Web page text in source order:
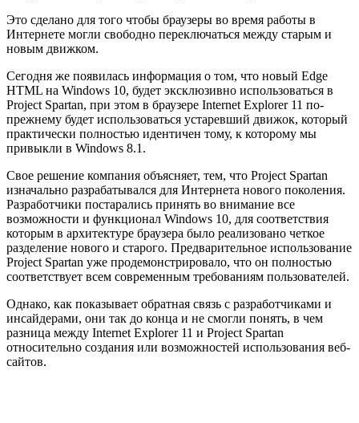
Это сделано для того чтобы браузеры во время работы в
Интернете могли свободно переключаться между старым и
новым движком.
Сегодня же появилась информация о том, что новый Edge
HTML на Windows 10, будет эксклюзивно использоваться в
Project Spartan, при этом в браузере Internet Explorer 11 по-
прежнему будет использоваться устаревший движок, который
практически полностью идентичен тому, к которому мы
привыкли в Windows 8.1.
Свое решение компания объясняет, тем, что Project Spartan
изначально разрабатывался для Интернета нового поколения.
Разработчики постарались принять во внимание все
возможности и функционал Windows 10, для соответствия
которым в архитектуре браузера было реализовано четкое
разделение нового и старого. Предварительное использование
Project Spartan уже продемонстрировало, что он полностью
соответствует всем современным требованиям пользователей.
Однако, как показывает обратная связь с разработчиками и
инсайдерами, они так до конца и не смогли понять, в чем
разница между Internet Explorer 11 и Project Spartan
относительно создания или возможностей использования веб-
сайтов.